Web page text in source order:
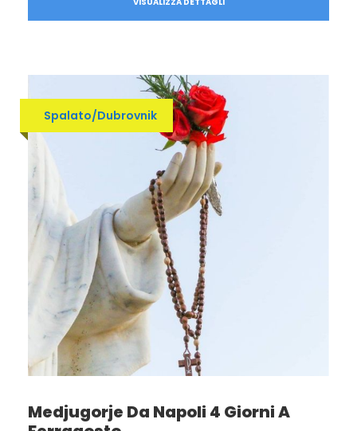
Spalato/Dubrovnik
Medjugorje Da Napoli 4 Giorni A